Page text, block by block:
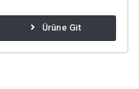
Ürüne Git